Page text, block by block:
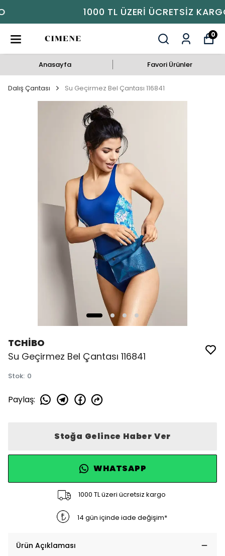
1000 TL ÜZERI ÜCRETSIZ KARGO
0
Anasayfa Favori Ürünler
Dalış Çantası Su Geçirmez Bel Çantası 116841
TCHİBO
Su Geçirmez Bel Çantası 116841
Stok: 0
Paylaş:
Stoğa Gelince Haber Ver
WHATSAPP
1000 TL üzeri ücretsiz kargo
14 gün içinde iade değişim*
Ürün Açıklaması